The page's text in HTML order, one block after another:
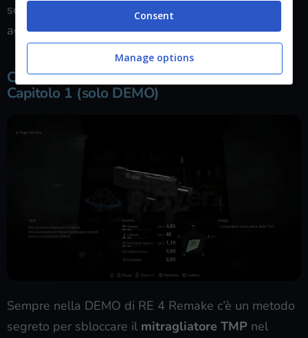
sconfiggerlo il prossimo trucco potrà darvi un aiuto
aggiuntivo.
Come sbloccare il mitragliatore TMP nel
Capitolo 1 (solo DEMO)
Sempre nella DEMO di RE 4 Remake c’è un metodo
segreto per sbloccare il mitragliatore TMP nel
Consent
Manage options